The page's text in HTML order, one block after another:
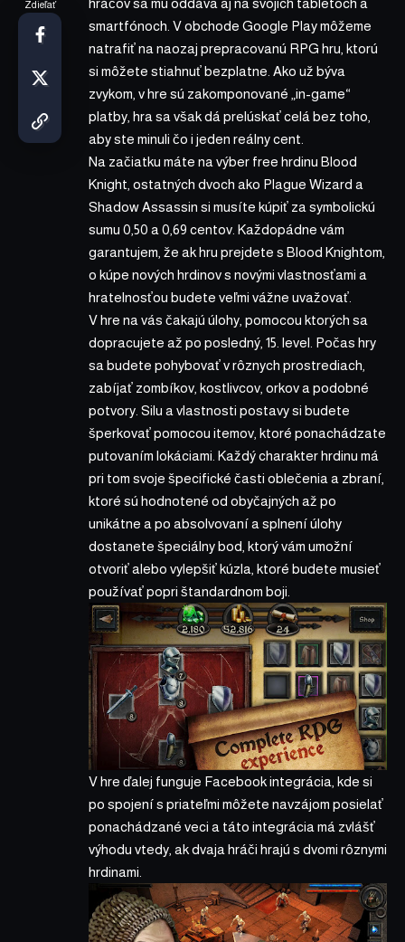
Zdieľať
smartfónoch. V obchode Google Play môžeme
natrafiť na naozaj prepracovanú RPG hru, ktorú
si môžete stiahnuť bezplatne. Ako už býva
zvykom, v hre sú zakomponované „in-game“
platby, hra sa však dá prelúskať celá bez toho,
aby ste minuli čo i jeden reálny cent.
Na začiatku máte na výber free hrdinu Blood
Knight, ostatných dvoch ako Plague Wizard a
Shadow Assassin si musíte kúpiť za symbolickú
sumu 0,50 a 0,69 centov. Každopádne vám
garantujem, že ak hru prejdete s Blood Knightom,
o kúpe nových hrdinov s novými vlastnosťami a
hratelnosťou budete veľmi vážne uvažovať.
V hre na vás čakajú úlohy, pomocou ktorých sa
dopracujete až po posledný, 15. level. Počas hry
sa budete pohybovať v rôznych prostrediach,
zabíjať zombíkov, kostlivcov, orkov a podobné
potvory. Silu a vlastnosti postavy si budete
šperkovať pomocou itemov, ktoré ponachádzate
putovaním lokáciami. Každý charakter hrdinu má
pri tom svoje špecifické časti oblečenia a zbraní,
ktoré sú hodnotené od obyčajných až po
unikátne a po absolvovaní a splnení úlohy
dostanete špeciálny bod, ktorý vám umožní
otvoriť alebo vylepšiť kúzla, ktoré budete musieť
používať popri štandardnom boji.
V hre ďalej funguje Facebook integrácia, kde si
po spojení s priateľmi môžete navzájom posielať
ponachádzané veci a táto integrácia má zvlášť
výhodu vtedy, ak dvaja hráči hrajú s dvomi rôznymi
hrdinami.